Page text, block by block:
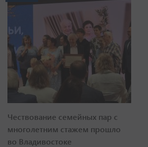
Чествование семейных пар с
многолетним стажем прошло
во Владивостоке